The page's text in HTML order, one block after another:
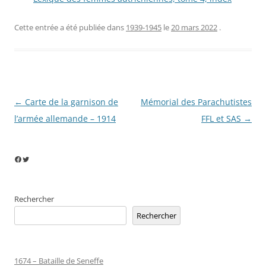
Cette entrée a été publiée dans 1939-1945 le20 mars 2022 .
Navigation
des
← Carte de la garnison de
l’armée allemande – 1914
Mémorial des Parachutistes
FFL et SAS →
Facebook
Twitter
Rechercher
Rechercher
1674 – Bataille de Seneffe